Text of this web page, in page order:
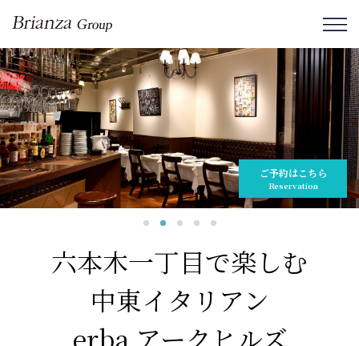
ご予約はこちら
Reservation
六本木一丁目で楽しむ
中東イタリアン
erba アークヒルズ